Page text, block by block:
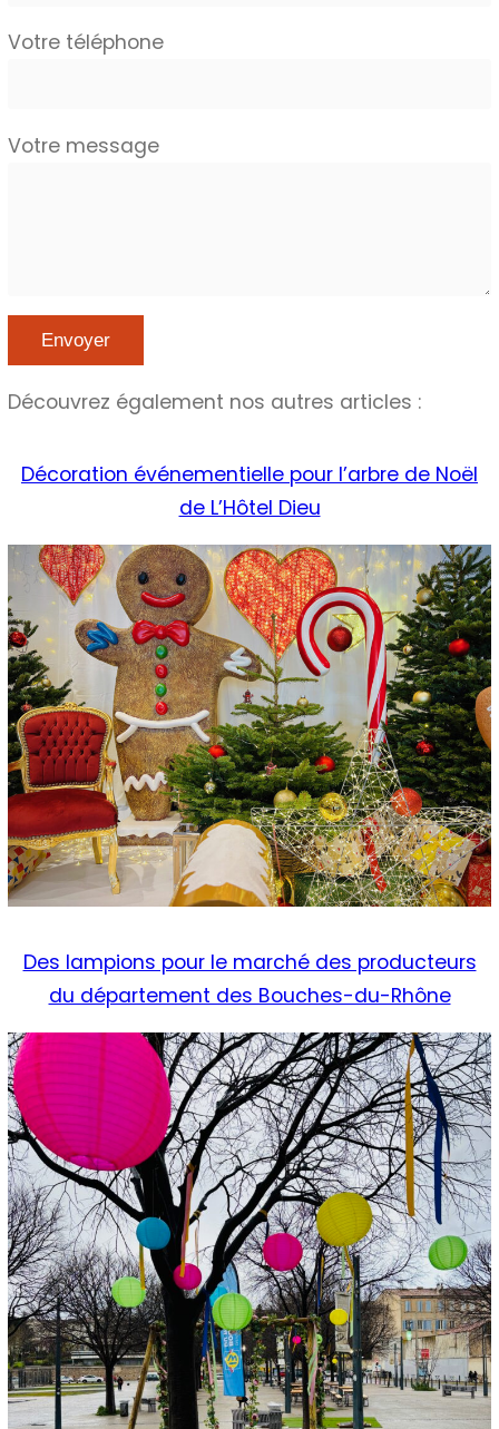
Votre téléphone
Votre message
Découvrez également nos autres articles :
Décoration événementielle pour l’arbre de Noël
de L’Hôtel Dieu
Des lampions pour le marché des producteurs
du département des Bouches-du-Rhône